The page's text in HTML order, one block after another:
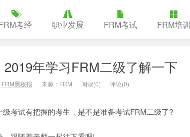
考经 职业发展 FRM考试 FRM培训
年学习FRM二级了解一下
FRM黑板报 来源：FRM 阅读(0) 评论(0)
考试有把握的考生，是不是准备考试FRM二级了?